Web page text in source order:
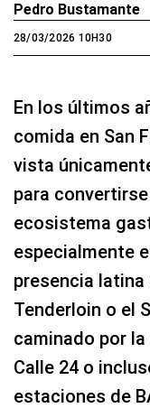
Pedro Bustamante
28/03/2026 10H30
En los últimos
comida en San
vista
para
ecosistema
especialmente
presencia
Tenderloin o el
caminado por
Calle 24 o
estaciones de